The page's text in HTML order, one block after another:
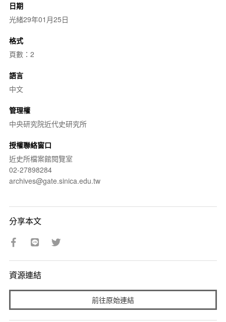
日期
光緒29年01月25日
格式
頁數：2
語言
中文
管理權
中央研究院近代史研究所
授權聯絡窗口
近史所檔案館閱覽室
02-27898284
archives@gate.sinica.edu.tw
分享本文
資源連結
前往原始連結